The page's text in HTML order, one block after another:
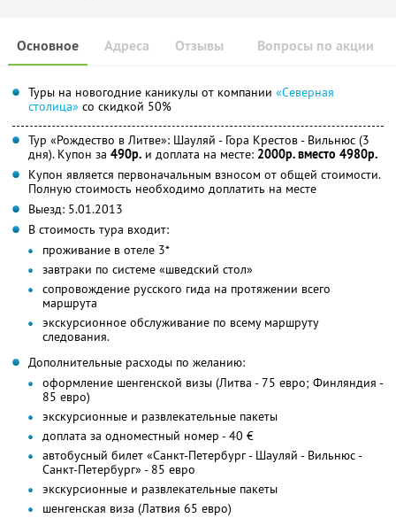
Основное Отзывы Вопросы по акции
Адреса
Туры на новогодние каникулы от компании «Северная
столица» со скидкой 50%
Тур «Рождество в Литве»: Шауляй - Гора Крестов - Вильнюс (3
дня). Купон за 490р. и доплата на месте: 2000р. вместо 4980р.
Купон является первоначальным взносом от общей стоимости.
Полную стоимость необходимо доплатить на месте
Выезд: 5.01.2013
В стоимость тура входит:
проживание в отеле 3*
завтраки по системе «шведский стол»
сопровождение русского гида на протяжении всего
маршрута
экскурсионное обслуживание по всему маршруту
следования.
Дополнительные расходы по желанию:
оформление шенгенской визы (Литва - 75 евро; Финляндия -
85 евро)
экскурсионные и развлекательные пакеты
доплата за одноместный номер - 40 €
автобусный билет «Санкт-Петербург - Шауляй - Вильнюс -
Санкт-Петербург» - 85 евро
экскурсионные и развлекательные пакеты
шенгенская виза (Латвия 65 евро)